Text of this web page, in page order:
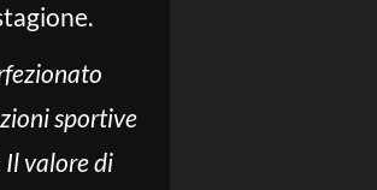
sportive
Il valore di